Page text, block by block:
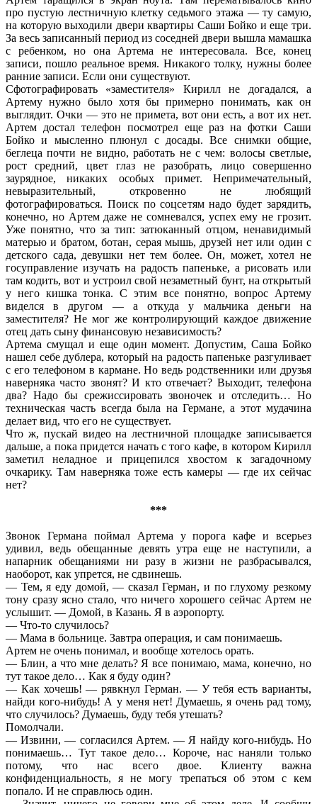
про пустую лестничную клетку седьмого этажа — ту самую,
на которую выходили двери квартиры Саши Бойко и еще три.
За весь записанный период из соседней двери вышла мамашка
с ребенком, но она Артема не интересовала. Все, конец
записи, пошло реальное время. Никакого толку, нужны более
ранние записи. Если они существуют.
Сфотографировать «заместителя» Кирилл не догадался, а
Артему нужно было хотя бы примерно понимать, как он
выглядит. Очки — это не примета, вот они есть, а вот их нет.
Артем достал телефон посмотрел еще раз на фотки Саши
Бойко и мысленно плюнул с досады. Все снимки общие,
беглеца почти не видно, работать не с чем: волосы светлые,
рост средний, цвет глаз не разобрать, лицо совершенно
заурядное, никаких особых примет. Непримечательный,
невыразительный, откровенно не любящий
фотографироваться. Поиск по соцсетям надо будет зарядить,
конечно, но Артем даже не сомневался, успех ему не грозит.
Уже понятно, что за тип: затюканный отцом, ненавидимый
матерью и братом, ботан, серая мышь, друзей нет или один с
детского сада, девушки нет тем более. Он, может, хотел не
госуправление изучать на радость папеньке, а рисовать или
там кодить, вот и устроил свой незаметный бунт, на открытый
у него кишка тонка. С этим все понятно, вопрос Артему
виделся в другом — а откуда у мальчика деньги на
заместителя? Не мог же контролирующий каждое движение
отец дать сыну финансовую независимость?
Артема смущал и еще один момент. Допустим, Саша Бойко
нашел себе дублера, который на радость папеньке разгуливает
с его телефоном в кармане. Но ведь родственники или друзья
наверняка часто звонят? И кто отвечает? Выходит, телефона
два? Надо бы срежиссировать звоночек и отследить… Но
техническая часть всегда была на Германе, а этот мудачина
делает вид, что его не существует.
Что ж, пускай видео на лестничной площадке записывается
дальше, а пока придется начать с того кафе, в котором Кирилл
заметил неладное и прицепился хвостом к загадочному
очкарику. Там наверняка тоже есть камеры — где их сейчас
нет?
***
Звонок Германа поймал Артема у порога кафе и всерьез
удивил, ведь обещанные девять утра еще не наступили, а
напарник обещаниями ни разу в жизни не разбрасывался,
наоборот, как упрется, не сдвинешь.
— Тем, я еду домой, — сказал Герман, и по глухому резкому
тону сразу ясно стало, что ничего хорошего сейчас Артем не
услышит. — Домой, в Казань. Я в аэропорту.
— Что-то случилось?
— Мама в больнице. Завтра операция, и сам понимаешь.
Артем не очень понимал, и вообще хотелось орать.
— Блин, а что мне делать? Я все понимаю, мама, конечно, но
тут такое дело… Как я буду один?
— Как хочешь! — рявкнул Герман. — У тебя есть варианты,
найди кого-нибудь! А у меня нет! Думаешь, я очень рад тому,
что случилось? Думаешь, буду тебя утешать?
Помолчали.
— Извини, — согласился Артем. — Я найду кого-нибудь. Но
понимаешь… Тут такое дело… Короче, нас наняли только
потому, что нас всего двое. Клиенту важна
конфиденциальность, я не могу трепаться об этом с кем
попало. И не справлюсь один.